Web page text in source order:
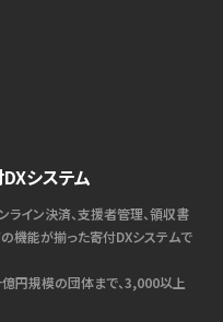
システム
ライン決済、支援者管理、領収書
機能が揃った寄付DXシステムで
円規模の団体まで、3,000以上